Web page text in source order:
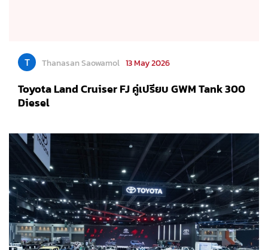
T Thanasan Saowamol 13 May 2026
Toyota Land Cruiser FJ คู่เปรียบ GWM Tank 300
Diesel